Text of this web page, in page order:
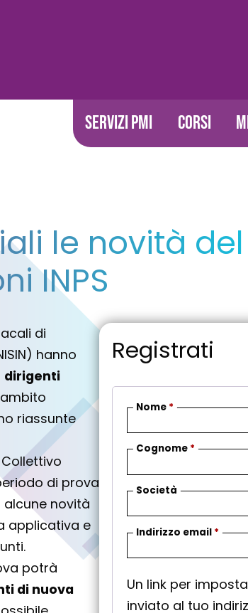
SERVIZI PMI CORSI
le novità del
INPS
di
hanno
dirigenti
riassunte
di prova
novità
applicativa e
potrà
di nuova
Registrati
Nome *
Cognome *
Società
Indirizzo email * R
h
i
Un link per
inviato al tuo